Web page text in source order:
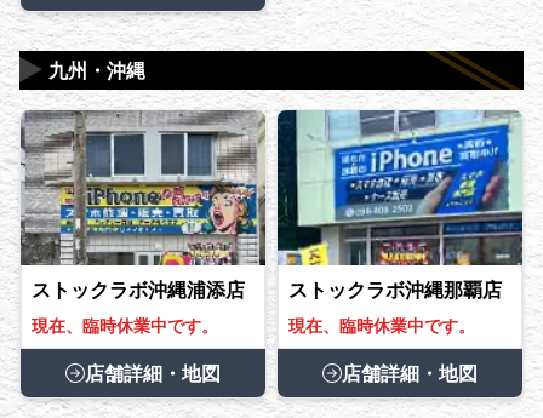
九州・沖縄
▶
ストックラボ沖縄浦添店
現在、臨時休業中です。
店舗詳細・地図
ストックラボ沖縄那覇店
現在、臨時休業中です。
店舗詳細・地図